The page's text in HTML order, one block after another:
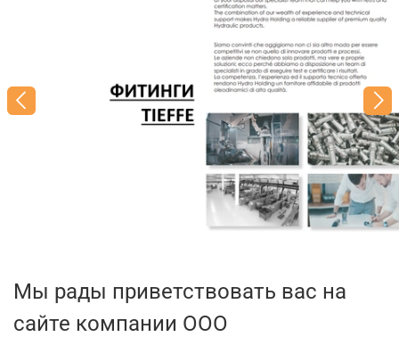
Мы рады приветствовать вас на
сайте компании ООО